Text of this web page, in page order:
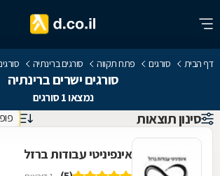
דף הבית סורגים פתח תקווה סורגים ברינתיה
סורגים ישרים ברינתיה
נמצאו 1 סורגים
סינון תוצאות
אינפיניטי עבודות ברזל